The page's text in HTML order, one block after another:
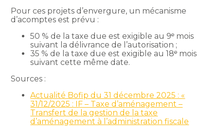
Pour ces projets d’envergure, un mécanisme
d’acomptes est prévu :
50 % de la taxe due est exigible au 9ᵉ mois
suivant la délivrance de l’autorisation ;
35 % de la taxe due est exigible au 18ᵉ mois
suivant cette même date.
Sources :
Actualité Bofip du 31 décembre 2025 : «
31/12/2025 : IF – Taxe d’aménagement –
Transfert de la gestion de la taxe
d’aménagement à l’administration fiscale